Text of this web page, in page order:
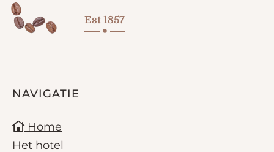
Est 1857
NAVIGATIE
Home
Het hotel